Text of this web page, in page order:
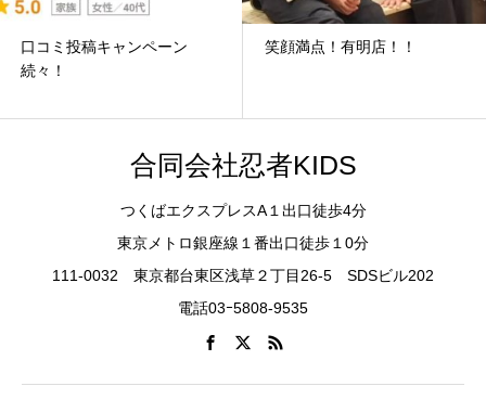
口コミ投稿キャンペーン
続々！
笑顔満点！有明店！！
合同会社忍者KIDS
つくばエクスプレスA１出口徒歩4分
東京メトロ銀座線１番出口徒歩１0分
111-0032 東京都台東区浅草２丁目26-5 SDSビル202
電話03ｰ5808-9535